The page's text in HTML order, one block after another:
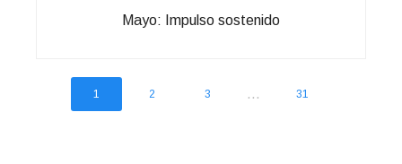
Mayo: Impulso sostenido
1 2 3 ... 31